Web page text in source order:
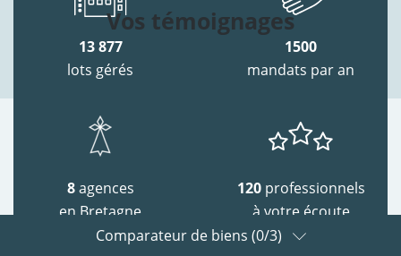
Vos témoignages
13 877
lots gérés
1500
mandats par an
8agences
en Bretagne
120 professionnels
à votre écoute
Comparateur de biens (0/3)